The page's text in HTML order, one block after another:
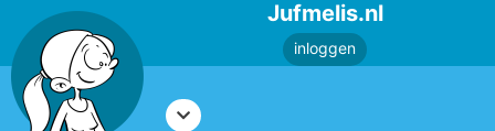
Jufmelis.nl
inloggen